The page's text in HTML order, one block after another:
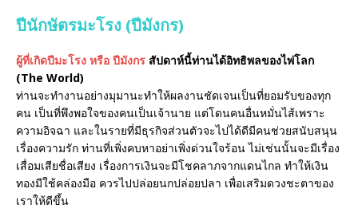
ปีนักษัตรมะโรง (ปีมังกร)
ผู้ที่เกิดปีมะโรง หรือ ปีมังกร สัปดาห์นี้ท่านได้อิทธิพลของไพ่โลก
(The World)
ท่านจะทำงานอย่างมุมานะทำให้ผลงานชัดเจนเป็นที่ยอมรับของทุก
คน เป็นที่พึงพอใจของคนเป็นเจ้านาย แต่โดนคนอื่นหมั่นไส้เพราะ
ความอิจฉา และในรายที่มีธุรกิจส่วนตัวจะไปได้ดีมีคนช่วยสนับสนุน
เรื่องความรัก ท่านที่เพิ่งคบหาอย่าเพิ่งด่วนใจร้อน ไม่เช่นนั้นจะมีเรื่อง
เสื่อมเสียชื่อเสียง เรื่องการเงินจะมีโชคลาภจากแดนไกล ทำให้เงิน
ทองมีใช้คล่องมือ ควรไปปล่อยนกปล่อยปลา เพื่อเสริมดวงชะตาของ
เราให้ดีขึ้น